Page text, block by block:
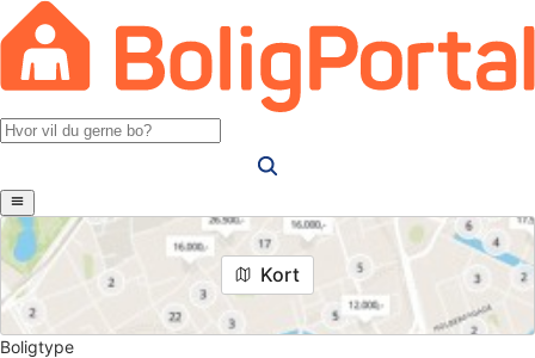
Kort
Boligtype